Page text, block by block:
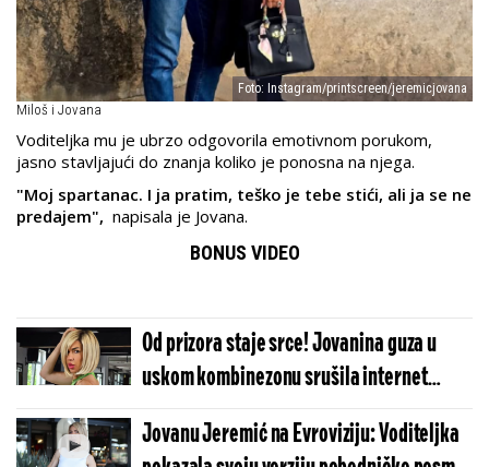
Foto: Instagram/printscreen/jeremicjovana
Miloš i Jovana
Voditeljka mu je ubrzo odgovorila emotivnom porukom,
jasno stavljajući do znanja koliko je ponosna na njega.
"Moj spartanac. I ja pratim, teško je tebe stići, ali ja se ne
predajem", napisala je Jovana.
BONUS VIDEO
Od prizora staje srce! Jovanina guza u
uskom kombinezonu srušila internet
(FOTO)
Jovanu Jeremić na Evroviziju: Voditeljka